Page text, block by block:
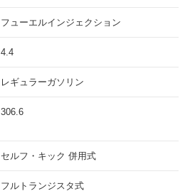
フューエルインジェクション
4.4
レギュラーガソリン
306.6
セルフ・キック 併用式
フルトランジスタ式